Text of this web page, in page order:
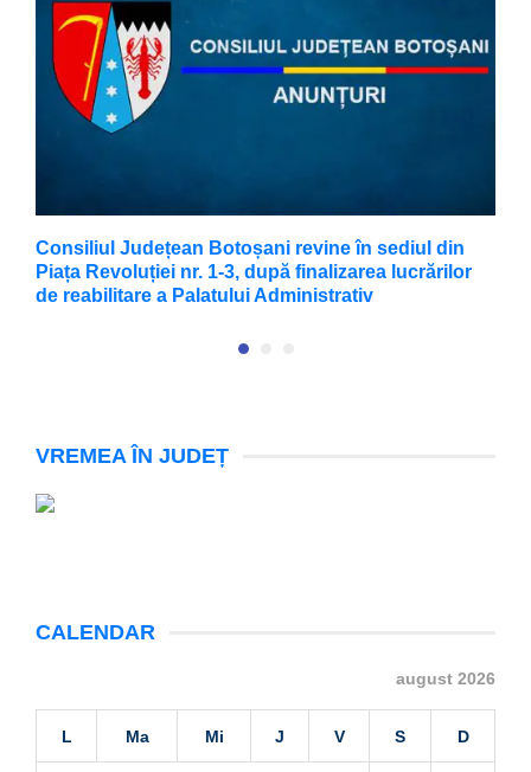
Consiliul Județean Botoșani revine în sediul din
Piața Revoluției nr. 1-3, după finalizarea lucrărilor
de reabilitare a Palatului Administrativ
VREMEA ÎN JUDEȚ
CALENDAR
august 2026
L Ma Mi J V S D